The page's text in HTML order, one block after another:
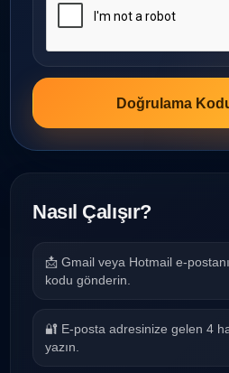
Doğrulama
Nasıl Çalışır?
📩 Gmail veya Hotmail e-
kodu gönderin.
🔐 E-posta adresinize gelen 4
yazın.